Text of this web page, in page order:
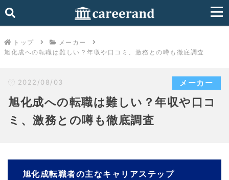
トップ
メーカー
旭化成への転職は難しい？年収や口コミ、激務との噂も徹底調査
2022/08/03 メーカー
旭化成への転職は難しい？年収や口コ
ミ、激務との噂も徹底調査
旭化成転職者の主なキャリアステップ